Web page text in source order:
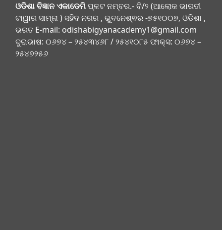
ଓଡିଶା ବିଜ୍ଞାନ ଏକାଡେମିପ୍ଳଟ ନମ୍ବର.- ବି/୨ (ଆଲୋକ ଭାରତୀ
ଟାୱାର ସାମ୍ନା ) ସହିଦ ନଗର , ଭୁବନେଶ୍ଵର -୭୫୧୦୦୭, ଓଡିଶା ,
ଭରତ E-mail: odishabigyanacademy1@gmail.com
ଦୁରାଭାଷ: ୦୬୭୪ – ୨୫୪୩୪୬୮ / ୨୫୪୧୦୮୫ ଫାକ୍ସ: ୦୬୭୪ –
୨୫୪୭୨୫୬